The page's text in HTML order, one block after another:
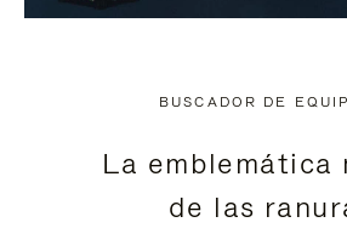
BUSCADOR DE
La emblemática
de las